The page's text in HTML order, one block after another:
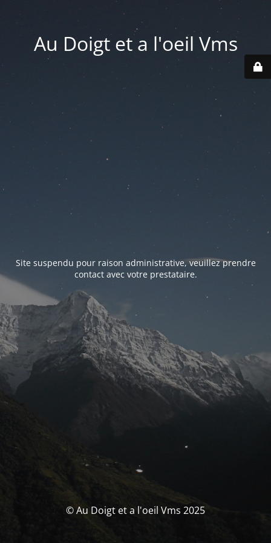
Au Doigt et a l'oeil Vms
Site suspendu pour raison administrative, veuillez prendre
contact avec votre prestataire.
© Au Doigt et a l'oeil Vms 2025